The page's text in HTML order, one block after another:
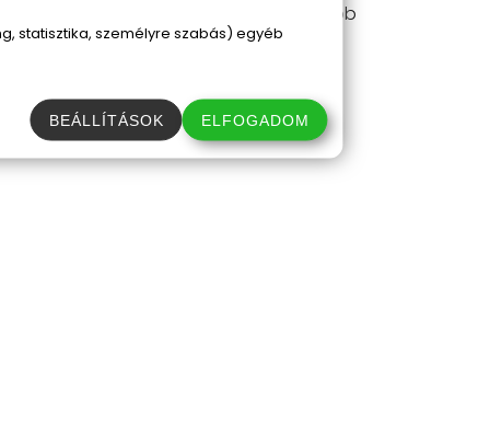
míg az USB-C pedig a legtöbb
statisztika, személyre szabás) egyéb
BEÁLLÍTÁSOK ELFOGADOM